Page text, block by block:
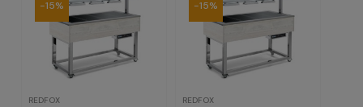
REDFOX
-15%
REDFOX
-15%